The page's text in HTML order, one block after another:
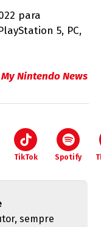
para
5, PC,
My Nintendo News
TikTok Spotify
sempre